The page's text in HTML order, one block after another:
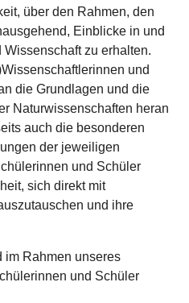
über den Rahmen, den
Einblicke in und
zu erhalten.
und
die Grundlagen und die
Naturwissenschaften heran
auch die besonderen
der jeweiligen
und Schüler
sich direkt mit
und ihre
im Rahmen unseres
und Schüler